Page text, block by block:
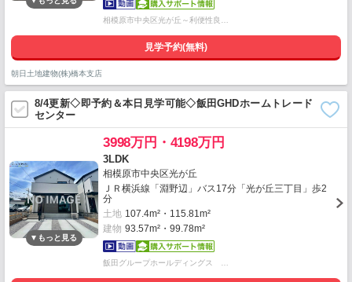
相模原市中央区光が丘～利便性良…
見学予約(無料)
朝日土地建物(株)橋本支店
8/4更新◇即予約＆本日見学可能◇飯田GHDホームトレード
センター
3998万円・4198万円
3LDK
相模原市中央区光が丘
ＪＲ横浜線「淵野辺」バス17分「光が丘三丁目」歩2
分
土地 107.4m²・115.81m²
建物 93.57m²・99.78m²
飯田グループホールディングス …